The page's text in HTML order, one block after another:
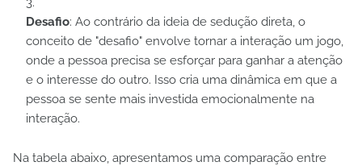
Desafio: Ao contrário da ideia de sedução direta, o
conceito de "desafio" envolve tornar a interação um jogo,
onde a pessoa precisa se esforçar para ganhar a atenção
e o interesse do outro. Isso cria uma dinâmica em que a
pessoa se sente mais investida emocionalmente na
interação.
Na tabela abaixo, apresentamos uma comparação entre